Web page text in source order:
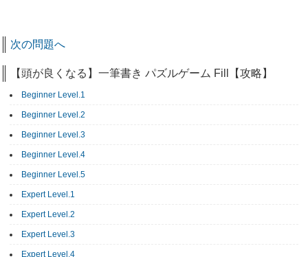
次の問題へ
【頭が良くなる】一筆書き パズルゲーム Fill【攻略】
Beginner Level.1
Beginner Level.2
Beginner Level.3
Beginner Level.4
Beginner Level.5
Expert Level.1
Expert Level.2
Expert Level.3
Expert Level.4